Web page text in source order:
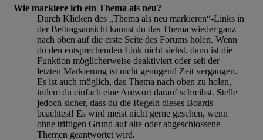
Wie markiere ich ein Thema als neu?
Durch Klicken des „Thema als neu markieren“-Links in
der Beitragsansicht kannst du das Thema wieder ganz
nach oben auf die erste Seite des Forums holen. Wenn
du den entsprechenden Link nicht siehst, dann ist die
Funktion möglicherweise deaktiviert oder seit der
letzten Markierung ist nicht genügend Zeit vergangen.
Es ist auch möglich, das Thema nach oben zu holen,
indem du einfach eine Antwort darauf schreibst. Stelle
jedoch sicher, dass du die Regeln dieses Boards
beachtest! Es wird meist nicht gerne gesehen, wenn
ohne triftigen Grund auf alte oder abgeschlossene
Themen geantwortet wird.